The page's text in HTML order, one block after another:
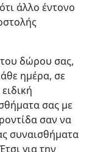
άλλο έντονο
του δώρου σας,
ημέρα, σε
σας με
σαν να
συναισθήματα
για την